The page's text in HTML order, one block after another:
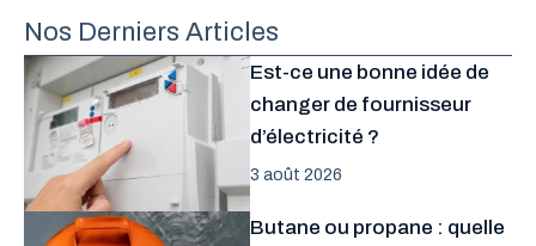
Nos Derniers Articles
Est-ce une bonne idée de
changer de fournisseur
d’électricité ?
3 août 2026
Butane ou propane : quelle